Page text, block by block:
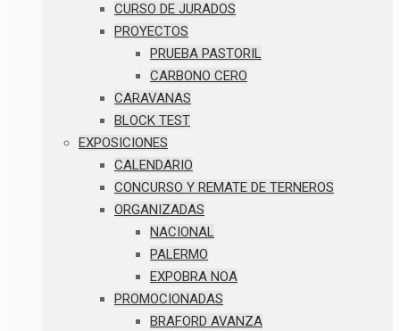
CURSO DE JURADOS
PROYECTOS
PRUEBA PASTORIL
CARBONO CERO
CARAVANAS
BLOCK TEST
EXPOSICIONES
CALENDARIO
CONCURSO Y REMATE DE TERNEROS
ORGANIZADAS
NACIONAL
PALERMO
EXPOBRA NOA
PROMOCIONADAS
BRAFORD AVANZA